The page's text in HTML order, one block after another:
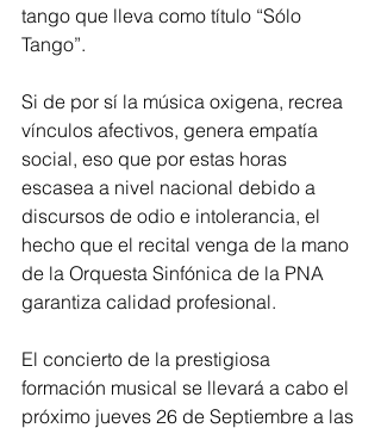
tango que lleva como título “Sólo
Tango”.
Si de por sí la música oxigena, recrea
vínculos afectivos, genera empatía
social, eso que por estas horas
escasea a nivel nacional debido a
discursos de odio e intolerancia, el
hecho que el recital venga de la mano
de la Orquesta Sinfónica de la PNA
garantiza calidad profesional.
El concierto de la prestigiosa
formación musical se llevará a cabo el
próximo jueves 26 de Septiembre a las